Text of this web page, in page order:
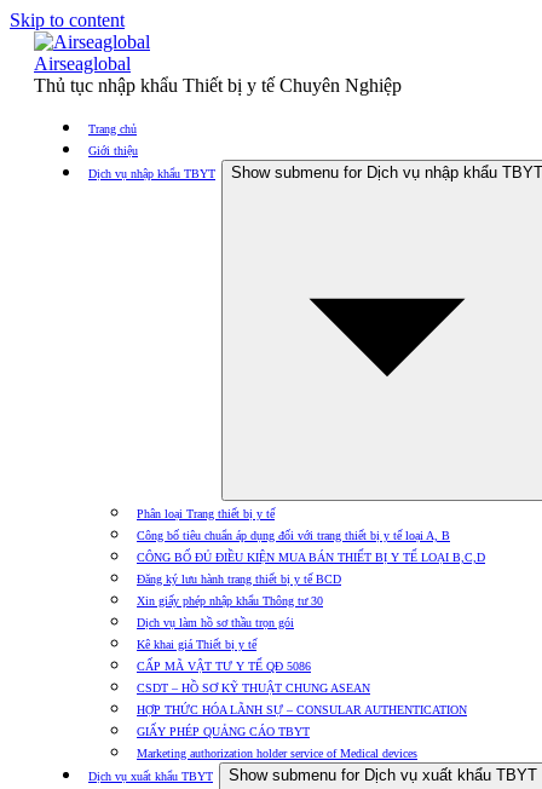
Skip to content
Airseaglobal
Thủ tục nhập khẩu Thiết bị y tế Chuyên Nghiệp
Trang chủ
Giới thiệu
Dịch vụ nhập khẩu TBYT
Show submenu for Dịch vụ nhập khẩu TBYT
Phân loại Trang thiết bị y tế
Công bố tiêu chuẩn áp dụng đối với trang thiết bị y tế loại A, B
CÔNG BỐ ĐỦ ĐIỀU KIỆN MUA BÁN THIẾT BỊ Y TẾ LOẠI B,C,D
Đăng ký lưu hành trang thiết bị y tế BCD
Xin giấy phép nhập khẩu Thông tư 30
Dịch vụ làm hồ sơ thầu trọn gói
Kê khai giá Thiết bị y tế
CẤP MÃ VẬT TƯ Y TẾ QĐ 5086
CSDT – HỒ SƠ KỸ THUẬT CHUNG ASEAN
HỢP THỨC HÓA LÃNH SỰ – CONSULAR AUTHENTICATION
GIẤY PHÉP QUẢNG CÁO TBYT
Marketing authorization holder service of Medical devices
Dịch vụ xuất khẩu TBYT
Show submenu for Dịch vụ xuất khẩu TBYT